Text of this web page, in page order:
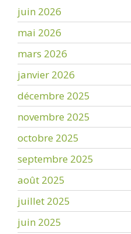
juin 2026
mai 2026
mars 2026
janvier 2026
décembre 2025
novembre 2025
octobre 2025
septembre 2025
août 2025
juillet 2025
juin 2025